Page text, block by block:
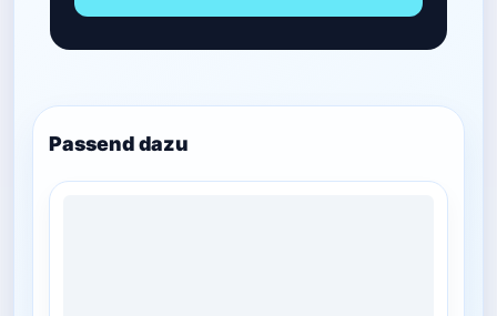
Passend dazu